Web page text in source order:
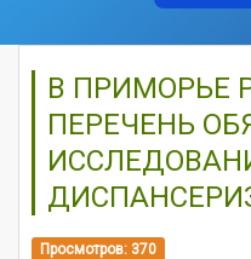
В ПРИМОРЬЕ
ПЕРЕЧЕНЬ
Просмотров: 370